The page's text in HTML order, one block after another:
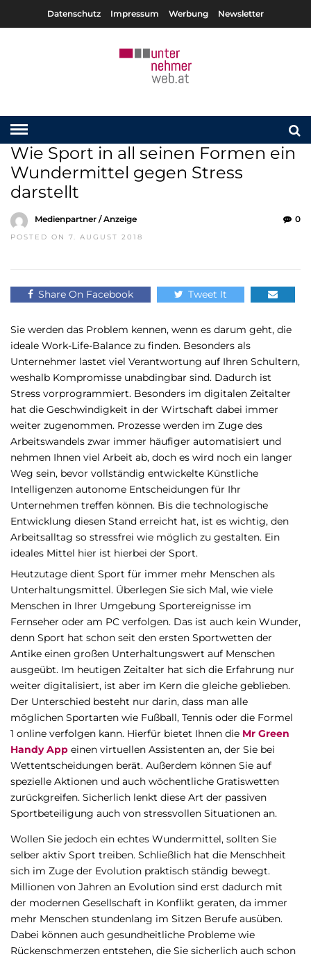
Datenschutz Impressum Werbung Newsletter
Wie Sport in all seinen Formen ein
Wundermittel gegen Stress
darstellt
Medienpartner / Anzeige
POSTED ON 7. AUGUST 2018
0
Share On Facebook Tweet It
Sie werden das Problem kennen, wenn es darum geht, die
ideale Work-Life-Balance zu finden. Besonders als
Unternehmer lastet viel Verantwortung auf Ihren Schultern,
weshalb Kompromisse unabdingbar sind. Dadurch ist
Stress vorprogrammiert. Besonders im digitalen Zeitalter
hat die Geschwindigkeit in der Wirtschaft dabei immer
weiter zugenommen. Prozesse werden im Zuge des
Arbeitswandels zwar immer häufiger automatisiert und
nehmen Ihnen viel Arbeit ab, doch es wird noch ein langer
Weg sein, bevor vollständig entwickelte Künstliche
Intelligenzen autonome Entscheidungen für Ihr
Unternehmen treffen können. Bis die technologische
Entwicklung diesen Stand erreicht hat, ist es wichtig, den
Arbeitsalltag so stressfrei wie möglich zu gestalten. Ein
ideales Mittel hier ist hierbei der Sport.
Heutzutage dient Sport für immer mehr Menschen als
Unterhaltungsmittel. Überlegen Sie sich Mal, wie viele
Menschen in Ihrer Umgebung Sportereignisse im
Fernseher oder am PC verfolgen. Das ist auch kein Wunder,
denn Sport hat schon seit den ersten Sportwetten der
Antike einen großen Unterhaltungswert auf Menschen
ausgeübt. Im heutigen Zeitalter hat sich die Erfahrung nur
weiter digitalisiert, ist aber im Kern die gleiche geblieben.
Der Unterschied besteht nur darin, dass man alle
möglichen Sportarten wie Fußball, Tennis oder die Formel
1 online verfolgen kann. Hierfür bietet Ihnen die Mr Green
Handy App einen virtuellen Assistenten an, der Sie bei
Wettentscheidungen berät. Außerdem können Sie auf
spezielle Aktionen und auch wöchentliche Gratiswetten
zurückgreifen. Sicherlich lenkt diese Art der passiven
Sportbeteiligung auch von stressvollen Situationen an.
Wollen Sie jedoch ein echtes Wundermittel, sollten Sie
selber aktiv Sport treiben. Schließlich hat die Menschheit
sich im Zuge der Evolution praktisch ständig bewegt.
Millionen von Jahren an Evolution sind erst dadurch mit
der modernen Gesellschaft in Konflikt geraten, da immer
mehr Menschen stundenlang im Sitzen Berufe ausüben.
Dabei können auch gesundheitliche Probleme wie
Rückenschmerzen entstehen, die Sie sicherlich auch schon